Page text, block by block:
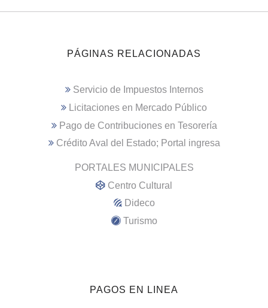
PÁGINAS RELACIONADAS
Servicio de Impuestos Internos
Licitaciones en Mercado Público
Pago de Contribuciones en Tesorería
Crédito Aval del Estado; Portal ingresa
PORTALES MUNICIPALES
Centro Cultural
Dideco
Turismo
PAGOS EN LINEA